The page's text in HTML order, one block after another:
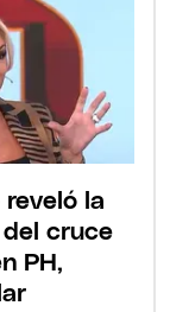
reveló la
cruce
PH,